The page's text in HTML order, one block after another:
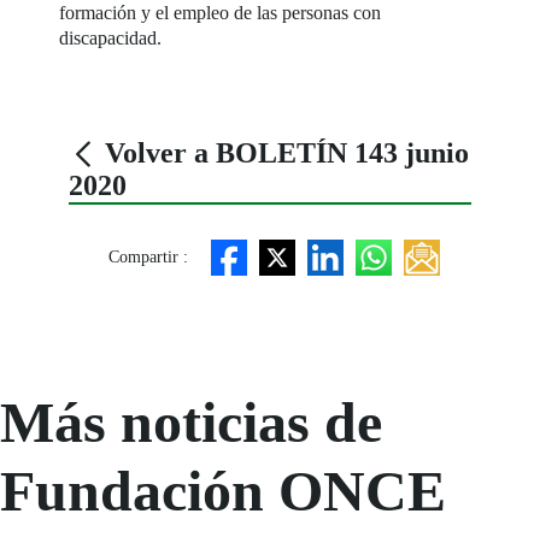
formación y el empleo de las personas con
discapacidad.
Volver a BOLETÍN 143 junio
2020
Compartir :
Más noticias de
Fundación ONCE